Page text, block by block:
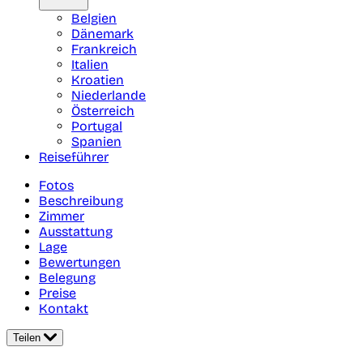
Belgien
Dänemark
Frankreich
Italien
Kroatien
Niederlande
Österreich
Portugal
Spanien
Reiseführer
Fotos
Beschreibung
Zimmer
Ausstattung
Lage
Bewertungen
Belegung
Preise
Kontakt
Teilen